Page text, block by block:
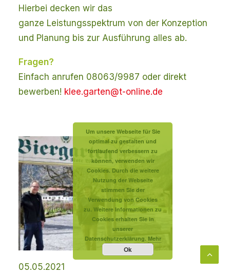
Hierbei decken wir das
ganze Leistungsspektrum von der Konzeption
und Planung bis zur Ausführung alles ab.
Fragen?
Einfach anrufen 08063/9987 oder direkt
bewerben! klee.garten@t-online.de
05.05.2021
Um unsere Webseite für Sie
optimal zu gestalten und
fortlaufend verbessern zu
können, verwenden wir
Cookies. Durch die weitere
Nutzung der Webseite
stimmen Sie der
Verwendung von Cookies
zu. Weitere Informationen zu
Cookies erhalten Sie in
unserer
Datenschutzerklärung. Mehr
Ok